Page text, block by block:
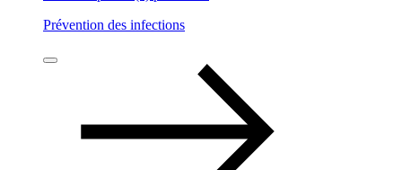
Prévention des infections